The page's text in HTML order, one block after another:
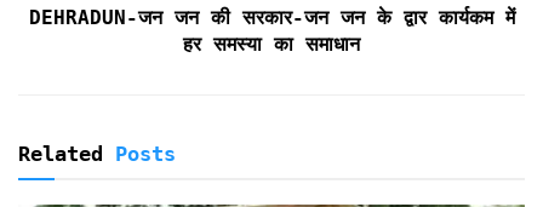
y
DEHRADUN-जन जन की सरकार-जन जन के द्वार कार्यकम में
हर समस्या का समाधान
Related Posts